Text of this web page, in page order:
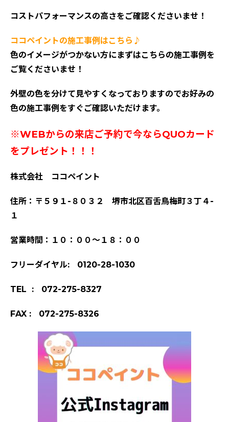
コストパフォーマンスの高さをご確認くださいませ！
ココペイントの施工事例はこちら♪
色のイメージがつかない方にまずはこちらの施工事例を
ご覧くださいませ！
外壁の色を分けて見やすくなっておりますのでお好みの
色の施工事例をすぐご確認いただけます。
※WEBからの来店ご予約で今ならQUOカード
をプレゼント！！！
株式会社 ココペイント
住所：〒５９１-８０３２ 堺市北区百舌鳥梅町３丁４-
１
営業時間：１０：００～１８：００
フリーダイヤル: 0120-28-1030
TEL : 072-275-8327
FAX : 072-275-8326